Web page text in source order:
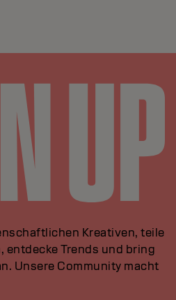
Kreativen, teile
entdecke Trends und bring
Unsere Community macht